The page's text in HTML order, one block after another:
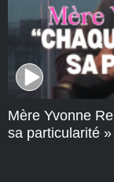
Mère Yvonne
sa particularité